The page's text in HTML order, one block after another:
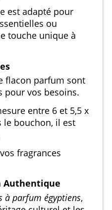
est adapté pour
ou
touche unique à
flacon parfum sont
pour vos besoins.
entre 6 et 5,5 x
le bouchon, il est
fragrances
Authentique
à parfum égyptiens,